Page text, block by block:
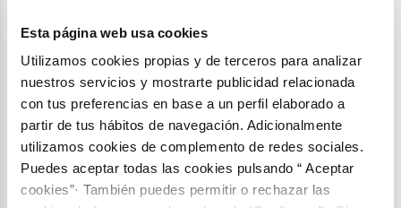
Esta página web usa cookies
Utilizamos cookies propias y de terceros para analizar
nuestros servicios y mostrarte publicidad relacionada
con tus preferencias en base a un perfil elaborado a
partir de tus hábitos de navegación. Adicionalmente
utilizamos cookies de complemento de redes sociales.
Puedes aceptar todas las cookies pulsando “ Aceptar
cookies”· También puedes permitir o rechazar las
la sostenibilidad y la lucha contra el cambio
climático, desde Fundación Aquae nos hemos
sumado alPacto Fundaciones por el Clima
promovido por laAsociación Española de
Fundacionesy laFundación Daniel y Nina
Carasso.
Un pacto del que ya forman partemás de 140